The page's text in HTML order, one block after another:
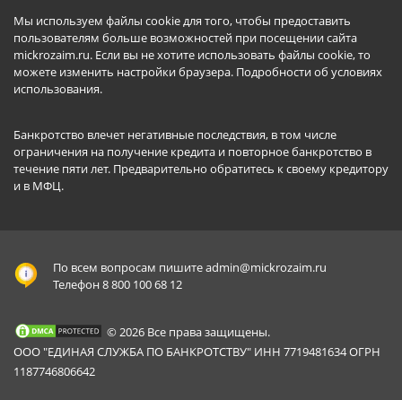
Мы используем файлы cookie для того, чтобы предоставить
пользователям больше возможностей при посещении сайта
mickrozaim.ru. Если вы не хотите использовать файлы cookie, то
можете изменить настройки браузера. Подробности об условиях
использования.
Банкротство влечет негативные последствия, в том числе
ограничения на получение кредита и повторное банкротство в
течение пяти лет. Предварительно обратитесь к своему кредитору
и в МФЦ.
По всем вопросам пишитеadmin@mickrozaim.ru
Телефон 8 800 100 68 12
© 2026 Все права защищены.
ООО "ЕДИНАЯ СЛУЖБА ПО БАНКРОТСТВУ" ИНН 7719481634 ОГРН
1187746806642